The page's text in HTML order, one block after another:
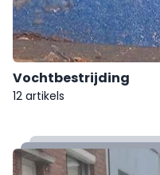
Vochtbestrijding
12 artikels